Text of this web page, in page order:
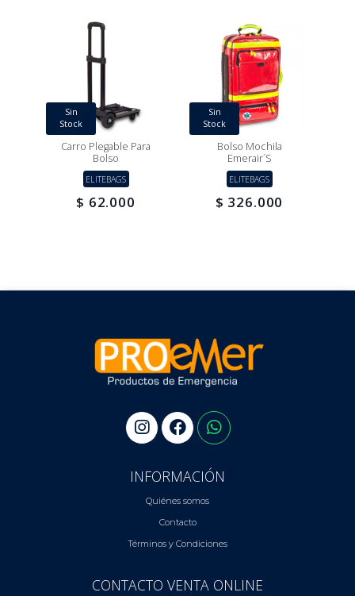
Sin
Stock
Carro Plegable Para
Bolso
ELITEBAGS
$ 62.000
Sin
Stock
Bolso Mochila
Emerair´s
ELITEBAGS
$ 326.000
INFORMACIÓN
Quiénes somos
Contacto
Términos y Condiciones
CONTACTO VENTA ONLINE